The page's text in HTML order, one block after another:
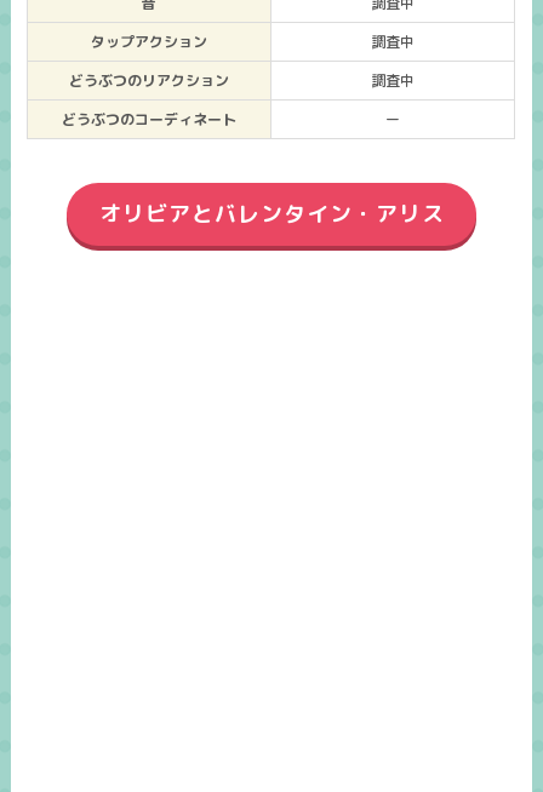
タップアクション
調査中
どうぶつのリアクション
調査中
どうぶつのコーディネート
ー
オリビアとバレンタイン・アリス